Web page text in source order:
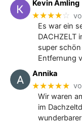
Kevin Amling
★★★★☆
Es war ein
DACHZELT
super
Entfernung
Annika
★★★★★
Wir waren
im